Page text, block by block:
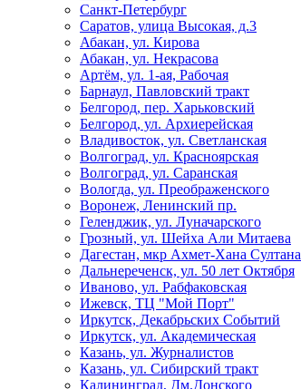
Санкт-Петербург
Саратов, улица Высокая, д.3
Абакан, ул. Кирова
Абакан, ул. Некрасова
Артём, ул. 1-ая, Рабочая
Барнаул, Павловский тракт
Белгород, пер. Харьковский
Белгород, ул. Архиерейская
Владивосток, ул. Светланская
Волгоград, ул. Красноярская
Волгоград, ул. Саранская
Вологда, ул. Преображенского
Воронеж, Ленинский пр.
Геленджик, ул. Луначарского
Грозный, ул. Шейха Али Митаева
Дагестан, мкр Ахмет-Хана Султана
Дальнереченск, ул. 50 лет Октября
Иваново, ул. Рабфаковская
Ижевск, ТЦ "Мой Порт"
Иркутск, Декабрьских Событий
Иркутск, ул. Академическая
Казань, ул. Журналистов
Казань, ул. Сибирский тракт
Калининград, Дм.Донского